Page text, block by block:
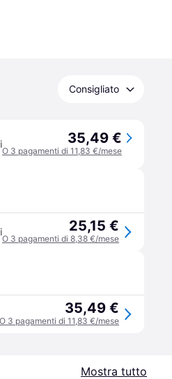
Consigliato
35,49 €
O 3 pagamenti di 11,83 €/mese
25,15 €
O 3 pagamenti di 8,38 €/mese
35,49 €
O 3 pagamenti di 11,83 €/mese
Mostra tutto